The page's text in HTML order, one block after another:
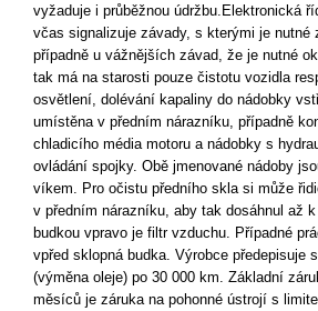
vyžaduje i průběžnou údržbu.Elektronická
včas signalizuje závady, s kterými je nutné
případně u vážnějších závad, že je nutné
tak má na starosti pouze čistotu vozidla
osvětlení, dolévání kapaliny do nádobky
umístěna v předním nárazníku, případně
chladicího média motoru a nádobky s
ovládání spojky. Obě jmenované nádoby
víkem. Pro očistu předního skla si může
v předním nárazníku, aby tak dosáhnul až
budkou vpravo je filtr vzduchu. Případné
vpřed sklopná budka. Výrobce předepisuje
(výměna oleje) po 30 000 km. Základní
měsíců je záruka na pohonné ústrojí s